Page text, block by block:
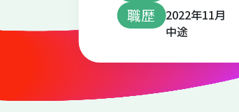
職歴
2022年11月
中途